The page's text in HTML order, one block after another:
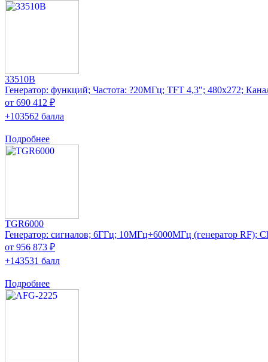
33510B
Генератор: функций; Частота: ?20МГц; TFT 4,3"; 480x272;
от 690 412 ₽
+103562 балла
Подробнее
TGR6000
Генератор: сигналов; 6ГГц; 10MГц÷6000MГц (генератор RF);
от 956 873 ₽
+143531 балл
Подробнее